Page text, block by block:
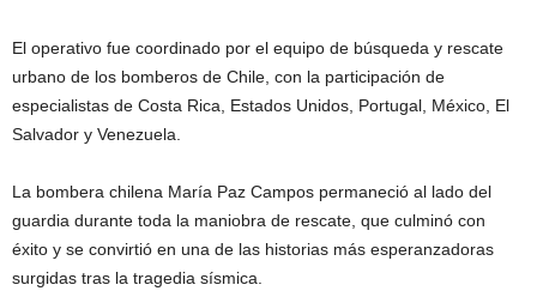
El operativo fue coordinado por el equipo de búsqueda y rescate
urbano de los bomberos de Chile, con la participación de
especialistas de Costa Rica, Estados Unidos, Portugal, México, El
Salvador y Venezuela.
La bombera chilena María Paz Campos permaneció al lado del
guardia durante toda la maniobra de rescate, que culminó con
éxito y se convirtió en una de las historias más esperanzadoras
surgidas tras la tragedia sísmica.